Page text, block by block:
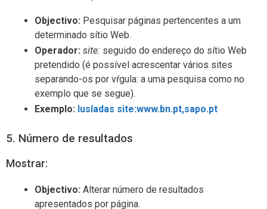
Objectivo: Pesquisar páginas pertencentes a um
determinado sítio Web.
Operador: site: seguido do endereço do sítio Web
pretendido (é possível acrescentar vários sites
separando-os por vŕgula: a uma pesquisa como no
exemplo que se segue).
Exemplo: lusíadas site:www.bn.pt,sapo.pt
5. Número de resultados
Mostrar:
Objectivo: Alterar número de resultados
apresentados por página.